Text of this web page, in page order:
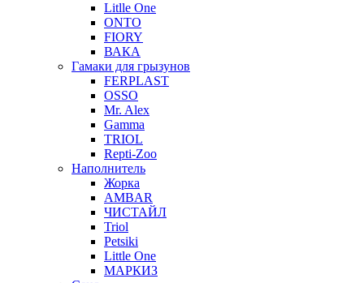
Litlle One
ONTO
FIORY
ВАКА
Гамаки для грызунов
FERPLAST
OSSO
Mr. Alex
Gamma
TRIOL
Repti-Zoo
Наполнитель
Жорка
AMBAR
ЧИСТАЙЛ
Triol
Petsiki
Little One
МАРКИЗ